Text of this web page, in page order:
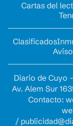
Cartas del
Clasificados
Diario de Cuyo
Av. Alem Sur
Contacto:
/